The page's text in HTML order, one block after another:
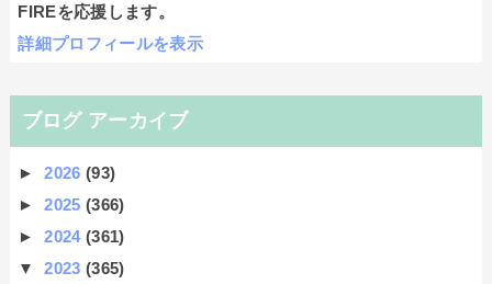
FIREを応援します。
詳細プロフィールを表示
ブログ アーカイブ
►2026(93)
►2025(366)
►2024(361)
▼2023(365)